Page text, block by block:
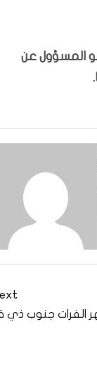
المسؤول عن
الفرات جنوب ذي